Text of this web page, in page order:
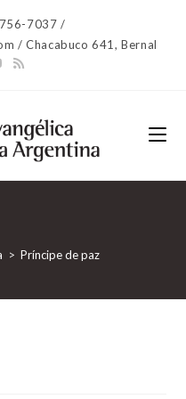
7037 /
/ Chacabuco 641, Bernal
> Príncipe de paz